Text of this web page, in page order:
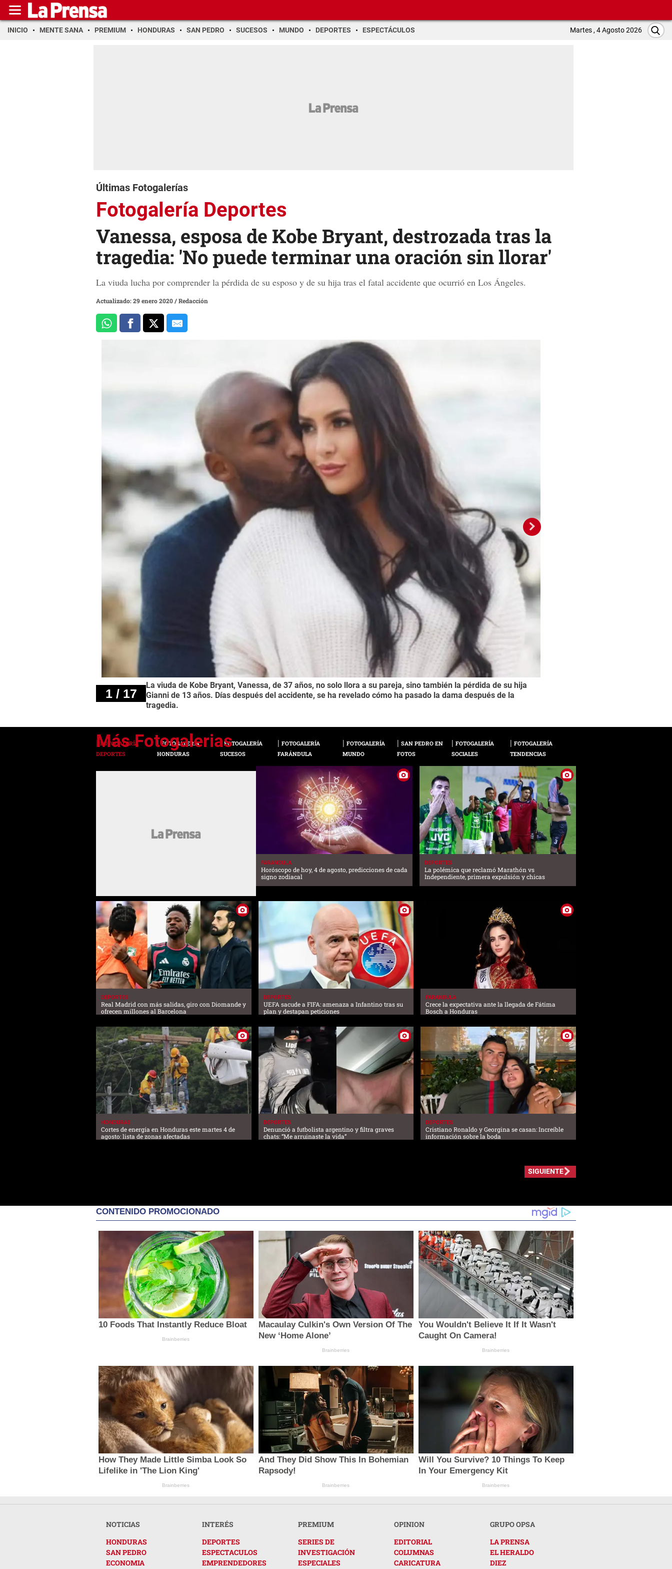
INICIO MENTE SANA PREMIUM HONDURAS SAN PEDRO SUCESOS MUNDO DEPORTES ESPECTÁCULOS Martes , 4 Agosto 2026
Últimas Fotogalerías
Fotogalería Deportes
Vanessa, esposa de Kobe Bryant, destrozada tras la
tragedia: 'No puede terminar una oración sin llorar'
La viuda lucha por comprender la pérdida de su esposo y de su hija tras el fatal accidente que ocurrió en Los Ángeles.
Actualizado: 29 enero 2020/Redacción
1 / 17
La viuda de Kobe Bryant, Vanessa, de 37 años, no solo llora a su pareja, sino también la pérdida de su hija
Gianni de 13 años. Días después del accidente, se ha revelado cómo ha pasado la dama después de la
tragedia.
FOTOGALERÍA
DEPORTES
FOTOGALERÍA
HONDURAS
FOTOGALERÍA
SUCESOS
FOTOGALERÍA
FARÁNDULA
FOTOGALERÍA
MUNDO
SAN PEDRO EN
FOTOS
FOTOGALERÍA
SOCIALES
FOTOGALERÍA
TENDENCIAS
FARANDULA
Horóscopo de hoy, 4 de agosto, predicciones de cada
signo zodiacal
DEPORTES
La polémica que reclamó Marathón vs
Independiente, primera expulsión y chicas
DEPORTES
Real Madrid con más salidas, giro con Diomande y
ofrecen millones al Barcelona
DEPORTES
UEFA sacude a FIFA: amenaza a Infantino tras su
plan y destapan peticiones
FARANDULA
Crece la expectativa ante la llegada de Fátima
Bosch a Honduras
HONDURAS
Cortes de energía en Honduras este martes 4 de
agosto: lista de zonas afectadas
DEPORTES
Denunció a futbolista argentino y filtra graves
chats: “Me arruinaste la vida”
DEPORTES
Cristiano Ronaldo y Georgina se casan: Increíble
información sobre la boda
SIGUIENTE
CONTENIDO PROMOCIONADO
10 Foods That Instantly Reduce Bloat
Brainberries
Macaulay Culkin's Own Version Of The
New ‘Home Alone’
Brainberries
You Wouldn't Believe It If It Wasn't
Caught On Camera!
Brainberries
How They Made Little Simba Look So
Lifelike in 'The Lion King'
Brainberries
And They Did Show This In Bohemian
Rapsody!
Brainberries
Will You Survive? 10 Things To Keep
In Your Emergency Kit
Brainberries
NOTICIAS
HONDURAS
SAN PEDRO
ECONOMIA
INTERÉS
DEPORTES
ESPECTACULOS
EMPRENDEDORES
PREMIUM
SERIES DE
INVESTIGACIÓN
ESPECIALES
OPINION
EDITORIAL
COLUMNAS
CARICATURA
GRUPO OPSA
LA PRENSA
EL HERALDO
DIEZ